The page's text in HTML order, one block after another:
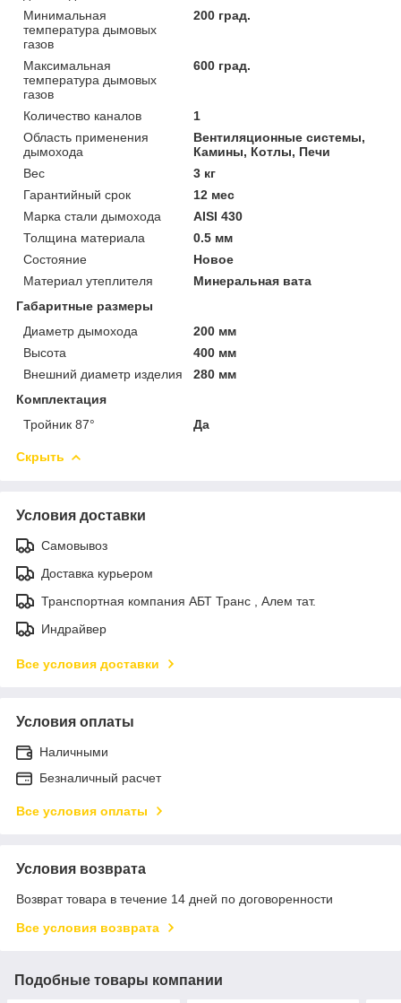
Минимальная
температура дымовых
газов
200 град.
Максимальная
температура дымовых
газов
600 град.
Количество каналов
1
Область применения
дымохода
Вентиляционные системы,
Камины, Котлы, Печи
Вес
3 кг
Гарантийный срок
12 мес
Марка стали дымохода
AISI 430
Толщина материала
0.5 мм
Состояние
Новое
Материал утеплителя
Минеральная вата
Габаритные размеры
Диаметр дымохода
200 мм
Высота
400 мм
Внешний диаметр изделия
280 мм
Комплектация
Тройник 87°
Да
Скрыть
Условия доставки
Самовывоз
Доставка курьером
Транспортная компания АБТ Транс , Алем тат.
Индрайвер
Все условия доставки
Условия оплаты
Наличными
Безналичный расчет
Все условия оплаты
Условия возврата
Возврат товара в течение 14 дней по договоренности
Все условия возврата
Подобные товары компании